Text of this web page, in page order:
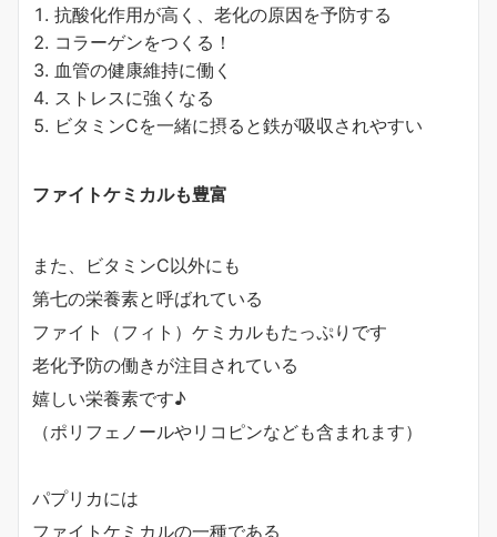
抗酸化作用が高く、老化の原因を予防する
コラーゲンをつくる！
血管の健康維持に働く
ストレスに強くなる
ビタミンCを一緒に摂ると鉄が吸収されやすい
ファイトケミカルも豊富
また、ビタミンC以外にも
第七の栄養素と呼ばれている
ファイト（フィト）ケミカルもたっぷりです
老化予防の働きが注目されている
嬉しい栄養素です♪
（ポリフェノールやリコピンなども含まれます）
パプリカには
ファイトケミカルの一種である